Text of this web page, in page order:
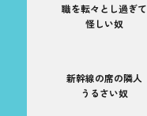
職を転々とし過ぎて
怪しい奴
新幹線の席の隣人
うるさい奴